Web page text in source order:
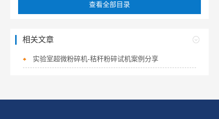
查看全部目录
相关文章
实验室超微粉碎机-秸秆粉碎试机案例分享